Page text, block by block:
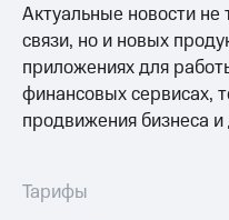
МТС
о технологиях
Достижения
Актуальные новости не
связи, но и новых
приложениях для
финансовых сервисах,
продвижения бизнеса
Тарифы